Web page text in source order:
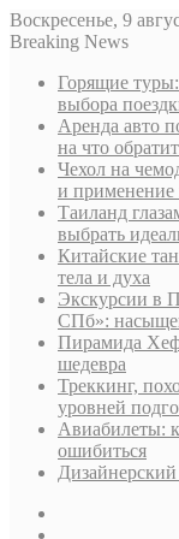
Воскресенье, 9
Breaking News
Горящие
выбора
Аренда авто
на что
Чехол на
и применение
Таиланд
выбрать
Китайские
тела и духа
Экскурсии в
СПб»:
Пирамида
шедевра
Треккинг,
уровней
Авиабилеты:
ошибиться